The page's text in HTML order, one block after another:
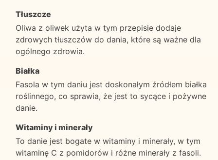
Tłuszcze
Oliwa z oliwek użyta w tym przepisie dodaje
zdrowych tłuszczów do dania, które są ważne dla
ogólnego zdrowia.
Białka
Fasola w tym daniu jest doskonałym źródłem białka
roślinnego, co sprawia, że jest to sycące i pożywne
danie.
Witaminy i minerały
To danie jest bogate w witaminy i minerały, w tym
witaminę C z pomidorów i różne minerały z fasoli.